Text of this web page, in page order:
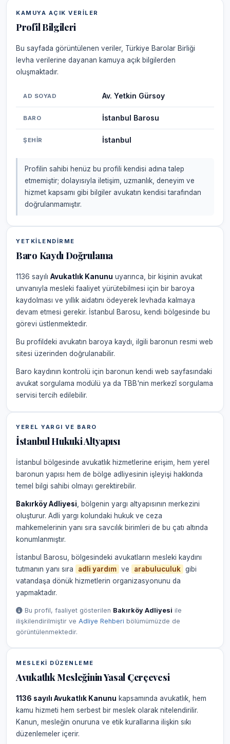
KAMUYA AÇIK VERILER
Profil Bilgileri
Bu sayfada görüntülenen veriler, Türkiye Barolar Birliği
levha verilerine dayanan kamuya açık bilgilerden
oluşmaktadır.
AD SOYAD Av. Yetkin Gürsoy
BARO İstanbul Barosu
ŞEHIR İstanbul
Profilin sahibi henüz bu profili kendisi adına talep
etmemiştir; dolayısıyla iletişim, uzmanlık, deneyim ve
hizmet kapsamı gibi bilgiler avukatın kendisi tarafından
doğrulanmamıştır.
YETKILENDIRME
Baro Kaydı Doğrulama
1136 sayılı Avukatlık Kanunu uyarınca, bir kişinin avukat
unvanıyla mesleki faaliyet yürütebilmesi için bir baroya
kaydolması ve yıllık aidatını ödeyerek levhada kalmaya
devam etmesi gerekir. İstanbul Barosu, kendi bölgesinde bu
görevi üstlenmektedir.
Bu profildeki avukatın baroya kaydı, ilgili baronun resmi web
sitesi üzerinden doğrulanabilir.
Baro kaydının kontrolü için baronun kendi web sayfasındaki
avukat sorgulama modülü ya da TBB'nin merkezî sorgulama
servisi tercih edilebilir.
YEREL YARGI VE BARO
İstanbul Hukuki Altyapısı
İstanbul bölgesinde avukatlık hizmetlerine erişim, hem yerel
baronun yapısı hem de bölge adliyesinin işleyişi hakkında
temel bilgi sahibi olmayı gerektirebilir.
Bakırköy Adliyesi , bölgenin yargı altyapısının merkezini
oluşturur. Adli yargı kolundaki hukuk ve ceza
mahkemelerinin yanı sıra savcılık birimleri de bu çatı altında
konumlanmıştır.
İstanbul Barosu, bölgesindeki avukatların mesleki kaydını
tutmanın yanı sıra
adli yardım ve arabuluculuk gibi
vatandaşa dönük hizmetlerin organizasyonunu da
yapmaktadır.
Bu profil, faaliyet gösterilen Bakırköy Adliyesi ile
ilişkilendirilmiştir ve Adliye Rehberi bölümümüzde de
görüntülenmektedir.
MESLEKI DÜZENLEME
Avukatlık Mesleğinin Yasal Çerçevesi
1136 sayılı Avukatlık Kanunu kapsamında avukatlık, hem
kamu hizmeti hem serbest bir meslek olarak nitelendirilir.
Kanun, mesleğin onuruna ve etik kurallarına ilişkin sıkı
düzenlemeler içerir.